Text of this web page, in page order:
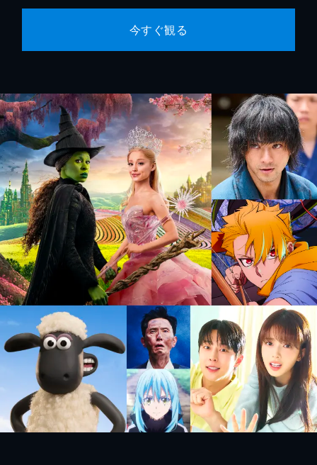
今すぐ観る